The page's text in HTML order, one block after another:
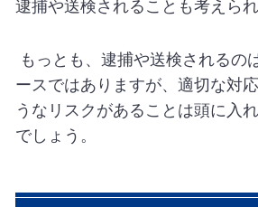
逮捕や送検されることも考えられ
もっとも、逮捕や送検されるの
ースではありますが、適切な対
うなリスクがあることは頭に入
でしょう。